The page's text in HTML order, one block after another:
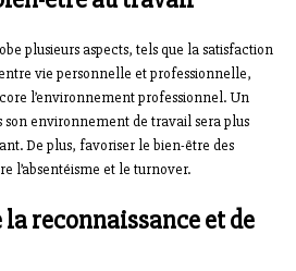
plusieurs aspects, tels que la satisfaction
vie personnelle et professionnelle,
l’environnement professionnel. Un
son environnement de travail sera plus
De plus, favoriser le bien-être des
l’absentéisme et le turnover.
la reconnaissance et de